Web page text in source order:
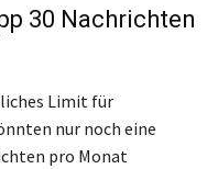
30 Nachrichten
Limit für
nur noch eine
pro Monat